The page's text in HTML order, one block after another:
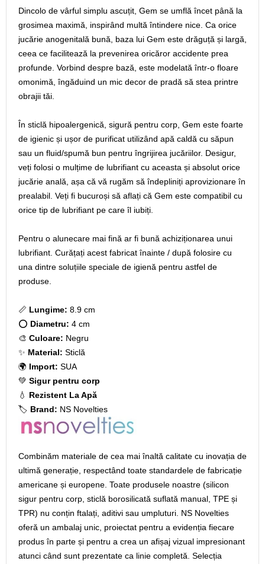
Dincolo de vârful simplu ascuțit, Gem se umflă încet până la
grosimea maximă, inspirând multă întindere nice. Ca orice
jucărie anogenitală bună, baza lui Gem este drăguță și largă,
ceea ce facilitează la prevenirea oricăror accidente prea
profunde. Vorbind despre bază, este modelată într-o floare
omonimă, îngăduind un mic decor de pradă să stea printre
obrajii tăi.
În sticlă hipoalergenică, sigură pentru corp, Gem este foarte
de igienic și ușor de purificat utilizând apă caldă cu săpun
sau un fluid/spumă bun pentru îngrijirea jucăriilor. Desigur,
veți folosi o mulțime de lubrifiant cu aceasta și absolut orice
jucărie anală, așa că vă rugăm să îndepliniți aprovizionare în
prealabil. Veți fi bucuroși să aflați că Gem este compatibil cu
orice tip de lubrifiant pe care îl iubiți.
Pentru o alunecare mai fină ar fi bună achiziționarea unui
lubrifiant. Curățați acest fabricat înainte / după folosire cu
una dintre soluțiile speciale de igienă pentru astfel de
produse.
📏 Lungime: 8.9 cm
⭕ Diametru: 4 cm
🎨 Culoare: Negru
✨ Material: Sticlă
🌍 Import: SUA
💚 Sigur pentru corp
💧 Rezistent La Apă
🏷️ Brand: NS Novelties
Combinăm materiale de cea mai înaltă calitate cu inovația de
ultimă generație, respectând toate standardele de fabricație
americane și europene. Toate produsele noastre (silicon
sigur pentru corp, sticlă borosilicată suflată manual, TPE și
TPR) nu conțin ftalați, aditivi sau umpluturi. NS Novelties
oferă un ambalaj unic, proiectat pentru a evidenția fiecare
produs în parte și pentru a crea un afișaj vizual impresionant
atunci când sunt prezentate ca linie completă. Selecția